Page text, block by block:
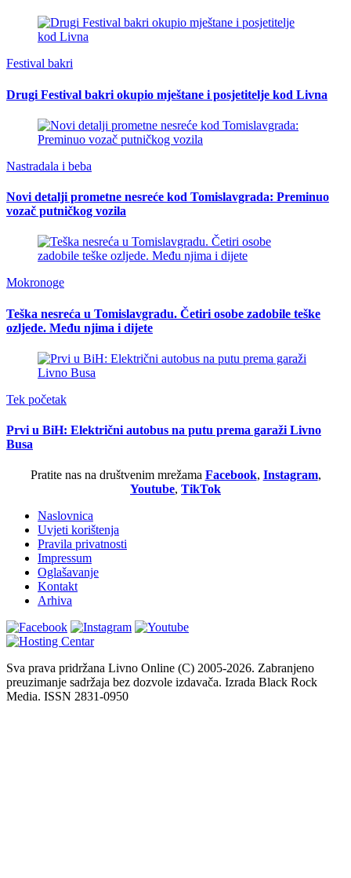
Festival bakri
Drugi Festival bakri okupio mještane i posjetitelje kod Livna
Nastradala i beba
Novi detalji prometne nesreće kod Tomislavgrada: Preminuo
vozač putničkog vozila
Mokronoge
Teška nesreća u Tomislavgradu. Četiri osobe zadobile teške
ozljede. Među njima i dijete
Tek početak
Prvi u BiH: Električni autobus na putu prema garaži Livno
Busa
Pratite nas na društvenim mrežama Facebook, Instagram,
Youtube, TikTok
Naslovnica
Uvjeti korištenja
Pravila privatnosti
Impressum
Oglašavanje
Kontakt
Arhiva
Sva prava pridržana Livno Online (C) 2005-2026. Zabranjeno
preuzimanje sadržaja bez dozvole izdavača. Izrada Black Rock
Media. ISSN 2831-0950